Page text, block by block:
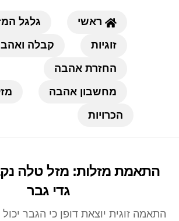
ראשי
גלגל
זוגיות
קבלה
החזרת אהבה
מחשבון אהבה
הכרויות
התאמת מזלות: מזל טלה
גדי גבר
התאמה זוגית יוצאת דופן כי הגבר יכול